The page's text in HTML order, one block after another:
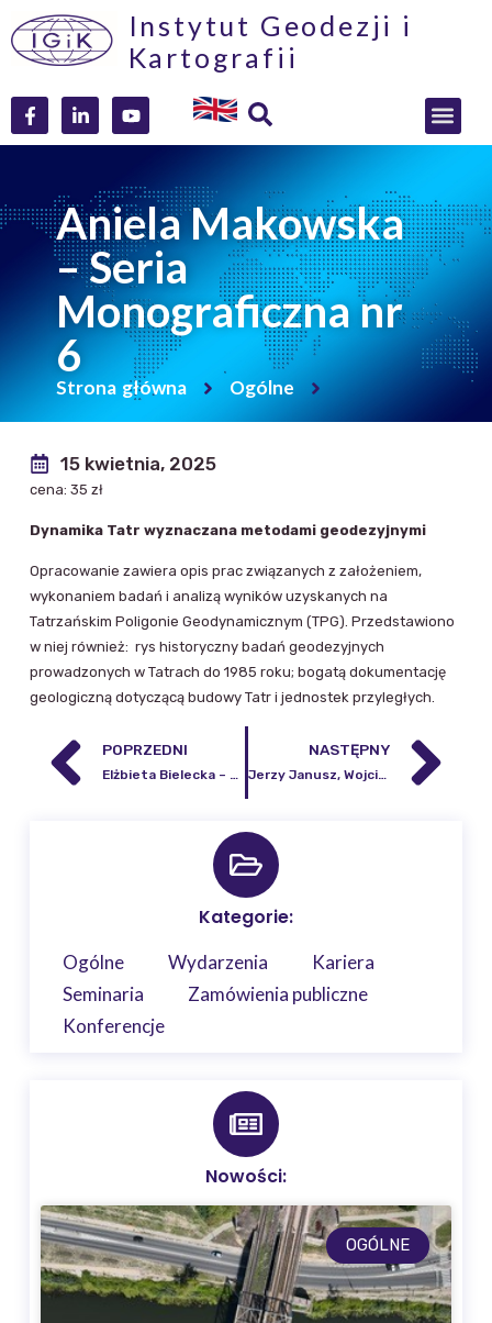
Instytut Geodezji i
Kartografii
Aniela Makowska
– Seria
Monograficzna nr
6
Strona główna Ogólne
15 kwietnia, 2025
cena: 35 zł
Dynamika Tatr wyznaczana metodami geodezyjnymi
Opracowanie zawiera opis prac związanych z założeniem,
wykonaniem badań i analizą wyników uzyskanych na
Tatrzańskim Poligonie Geodynamicznym (TPG). Przedstawiono
w niej również: rys historyczny badań geodezyjnych
prowadzonych w Tatrach do 1985 roku; bogatą dokumentację
geologiczną dotyczącą budowy Tatr i jednostek przyległych.
POPRZEDNI
Elżbieta Bielecka – Seria Monograficzna nr 5
NASTĘPNY
Jerzy Janusz, Wojciech Janusz, Mieczysław Kołodziejczyk – Seria Monograficzna nr 7
Kategorie:
Ogólne Wydarzenia
Kariera
Seminaria
Zamówienia publiczne
Konferencje
Nowości:
OGÓLNE